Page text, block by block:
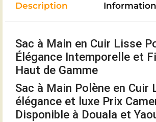
Description
Sac à Main en Cuir Lisse
Élégance Intemporelle et
Haut de Gamme
Sac à Main Polène en Cuir
élégance et luxe Prix
Disponible à Douala et